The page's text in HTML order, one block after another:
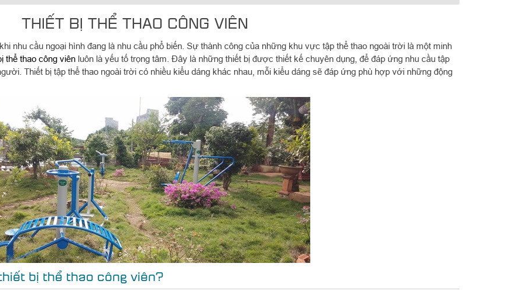
THIẾT BỊ THỂ THAO CÔNG VIÊN
nhu cầu ngoại hình đang là nhu cầu phổ biến. Sự thành công của những khu vực tập thể thao ngoài trời là một minh
thể thao công viên luôn là yếu tố trọng tâm. Đây là những thiết bị được thiết kế chuyên dụng, để đáp ứng nhu cầu tập
Thiết bị tập thể thao ngoài trời có nhiều kiểu dáng khác nhau, mỗi kiểu dáng sẽ đáp ứng phù hợp với những động
bị thể thao công viên?